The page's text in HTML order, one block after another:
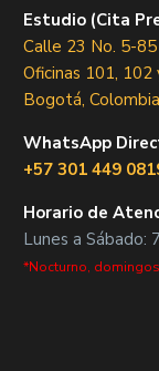
Estudio (Cita
Calle 23 No. 5-85
Oficinas 101, 102
Bogotá, Colombia
WhatsApp
+57 301 449
Horario de
Lunes a Sábado:
*Nocturno,